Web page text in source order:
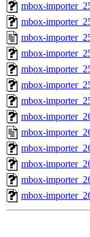
mbox-
mbox-
mbox-
mbox-
mbox-
mbox-
mbox-
mbox-
mbox-
mbox-
mbox-
mbox-
mbox-